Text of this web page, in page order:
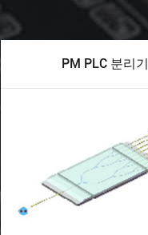
PM PLC 분리기